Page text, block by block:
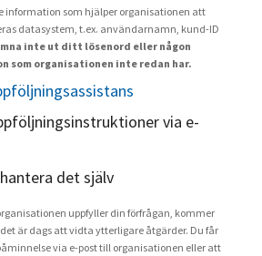
information som hjälper organisationen att
datasystem, t.ex. användarnamn, kund-ID
inte ut ditt lösenord eller någon
som organisationen inte redan har.
via e-
det själv
uppfyller din förfrågan, kommer
är dags att vidta ytterligare åtgärder. Du får
via e-post till organisationen eller att